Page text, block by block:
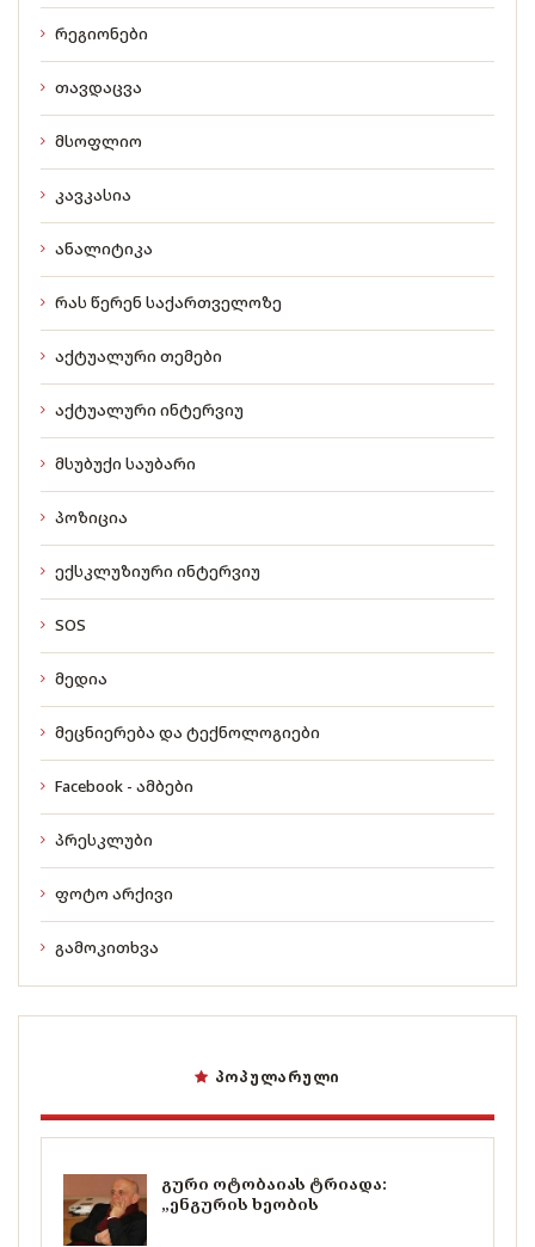
რეგიონები
თავდაცვა
მსოფლიო
კავკასია
ანალიტიკა
რას წერენ საქართველოზე
აქტუალური თემები
აქტუალური ინტერვიუ
მსუბუქი საუბარი
პოზიცია
ექსკლუზიური ინტერვიუ
SOS
მედია
მეცნიერება და ტექნოლოგიები
Facebook - ამბები
პრესკლუბი
ფოტო არქივი
გამოკითხვა
ᲞᲝᲞᲣᲚᲐᲠᲣᲚᲘ
გური ოტობაიას ტრიადა:
„ენგურის ხეობის